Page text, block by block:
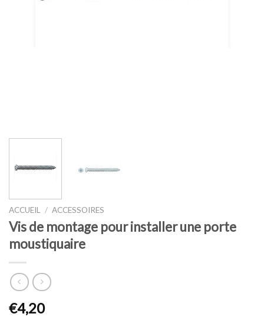
ACCUEIL / ACCESSOIRES
Vis de montage pour installer une porte
moustiquaire
€4,20